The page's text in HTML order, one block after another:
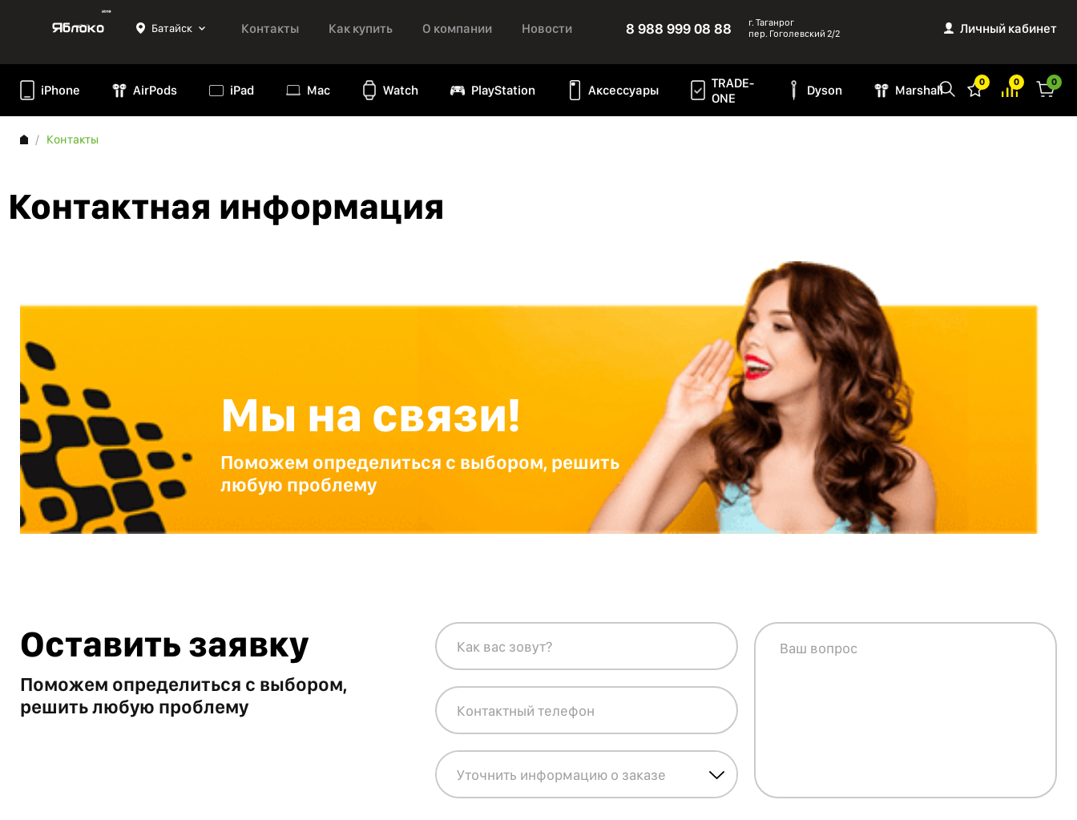
Батайск Контакты Как купить О компании Новости 8 988 999 08 88
г. Таганрог
пер. Гоголевский 2/2
Личный кабинет
iPhone AirPods iPad Mac Watch PlayStation Аксессуары
TRADE-
ONE
Dyson Marshall
0 0 0
Контакты
Контактная информация
Мы на связи!
Поможем определиться с выбором, решить
любую проблему
Оставить заявку
Поможем определиться с выбором,
решить любую проблему